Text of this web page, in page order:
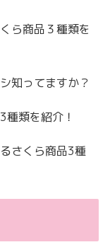
ら商品３種類を
知ってますか？
種類を紹介！
さくら商品3種